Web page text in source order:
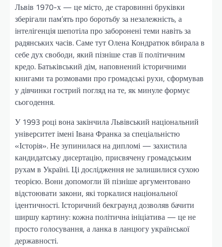
Львів 1970-х — це місто, де старовинні бруківки
зберігали пам’ять про боротьбу за незалежність, а
інтелігенція шепотіла про заборонені теми навіть за
радянських часів. Саме тут Олена Кондратюк вбирала в
себе дух свободи, який пізніше став її політичним
кредо. Батьківський дім, наповнений історичними
книгами та розмовами про громадські рухи, сформував
у дівчинки гострий погляд на те, як минуле формує
сьогодення.
У 1993 році вона закінчила Львівський національний
університет імені Івана Франка за спеціальністю
«Історія». Не зупинилася на дипломі — захистила
кандидатську дисертацію, присвячену громадським
рухам в Україні. Ці дослідження не залишилися сухою
теорією. Вони допомогли їй пізніше аргументовано
відстоювати закони, які торкалися національної
ідентичності. Історичний бекграунд дозволяв бачити
ширшу картину: кожна політична ініціатива — це не
просто голосування, а ланка в ланцюгу української
державності.